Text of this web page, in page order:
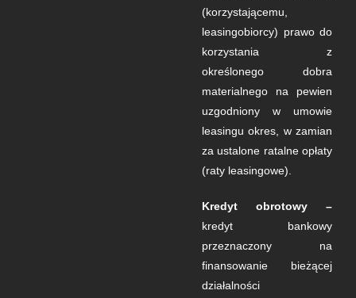
(korzystającemu,
leasingobiorcy) prawo do
korzystania z
określonego dobra
materialnego na pewien
uzgodniony w umowie
leasingu okres, w zamian
za ustalone ratalne opłaty
(raty leasingowe).
Kredyt obrotowy –
kredyt bankowy
przeznaczony na
finansowanie bieżącej
działalności